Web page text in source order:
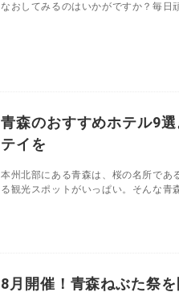
なおしてみるのはいかがですか？毎日
青森のおすすめホテル9
テイを
本州北部にある青森は、桜の名所であ
る観光スポットがいっぱい。そんな青
8月開催！青森ねぶた祭